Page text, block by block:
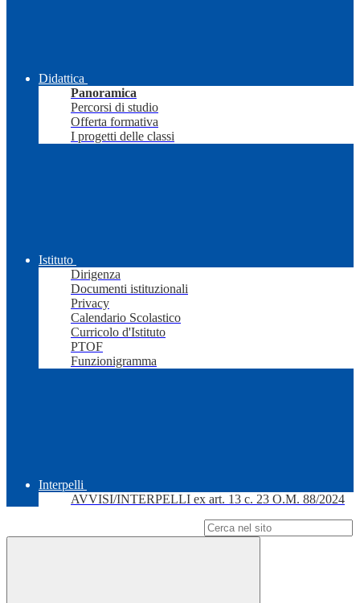
Didattica
Panoramica
Percorsi di studio
Offerta formativa
I progetti delle classi
Istituto
Dirigenza
Documenti istituzionali
Privacy
Calendario Scolastico
Curricolo d'Istituto
PTOF
Funzionigramma
Interpelli
AVVISI/INTERPELLI ex art. 13 c. 23 O.M. 88/2024